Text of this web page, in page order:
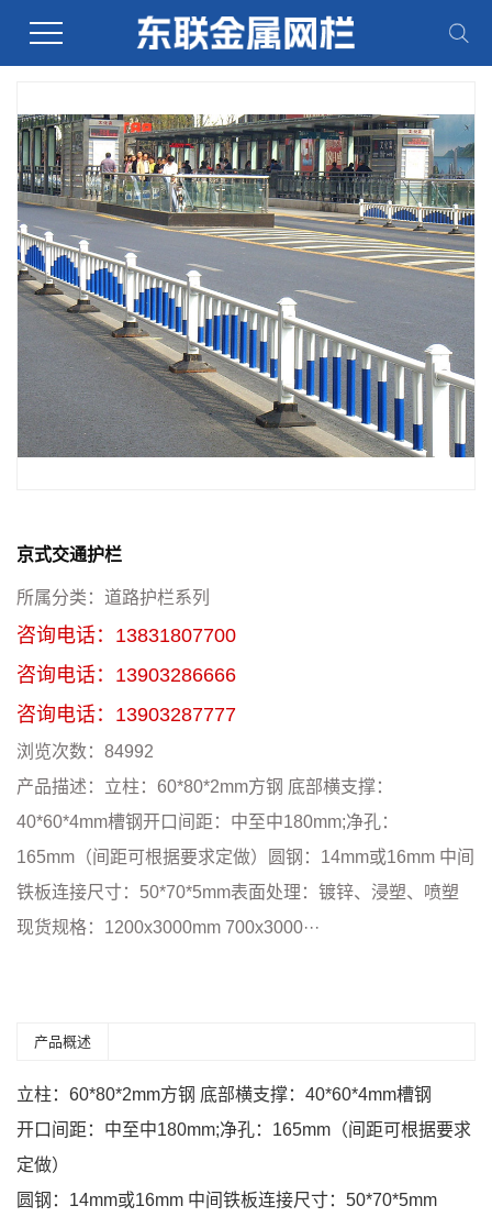
当前位置： >产品展示>道路护栏系列
京式交通护栏
所属分类： 道路护栏系列
咨询电话： 13831807700
咨询电话： 13903286666
咨询电话： 13903287777
浏览次数： 84992
产品描述： 立柱：60*80*2mm方钢 底部横支撑：
40*60*4mm槽钢开口间距：中至中180mm;净孔：
165mm（间距可根据要求定做）圆钢：14mm或16mm 中间
铁板连接尺寸：50*70*5mm表面处理：镀锌、浸塑、喷塑
现货规格：1200x3000mm 700x3000···
产品概述
立柱：60*80*2mm方钢 底部横支撑：40*60*4mm槽钢
开口间距：中至中180mm;净孔：165mm（间距可根据要求
定做）
圆钢：14mm或16mm 中间铁板连接尺寸：50*70*5mm